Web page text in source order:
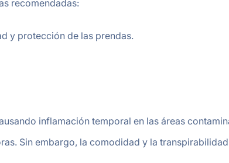
recomendadas:
y protección de las prendas.
inflamación temporal en las áreas
Sin embargo, la comodidad y la